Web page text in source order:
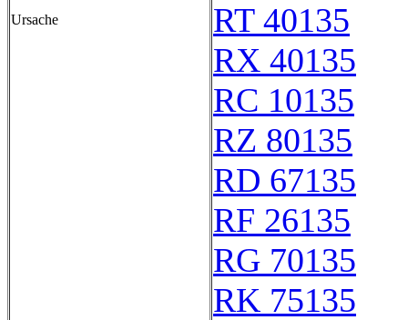
Ursache
RT 40135
RX 40135
RC 10135
RZ 80135
RD 67135
RF 26135
RG 70135
RK 75135